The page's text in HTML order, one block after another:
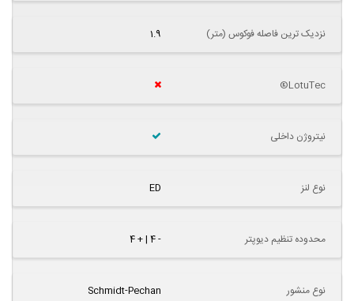
نزدیک ترین فاصله فوکوس (متر) 1.9
LotuTec®
نیتروژن داخلی
نوع لنز ED
محدوده تنظیم دیوپتر - 4 | + 4
نوع منشور Schmidt-Pechan